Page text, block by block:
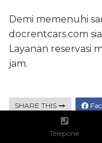
Demi memenuhi
docrentcars.com
Layanan reservasi
jam.
SHARE THIS
Telepone